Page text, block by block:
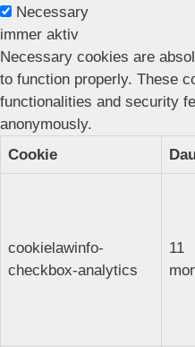
Necessary
immer aktiv
Necessary cookies are
to function properly. These
functionalities and security
anonymously.
Cookie
cookielawinfo-
checkbox-analytics
11